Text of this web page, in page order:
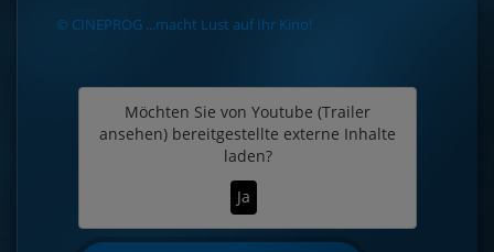
© CINEPROG ...macht Lust auf Ihr Kino!
Möchten Sie von Youtube (Trailer
ansehen) bereitgestellte externe Inhalte
laden?
Ja